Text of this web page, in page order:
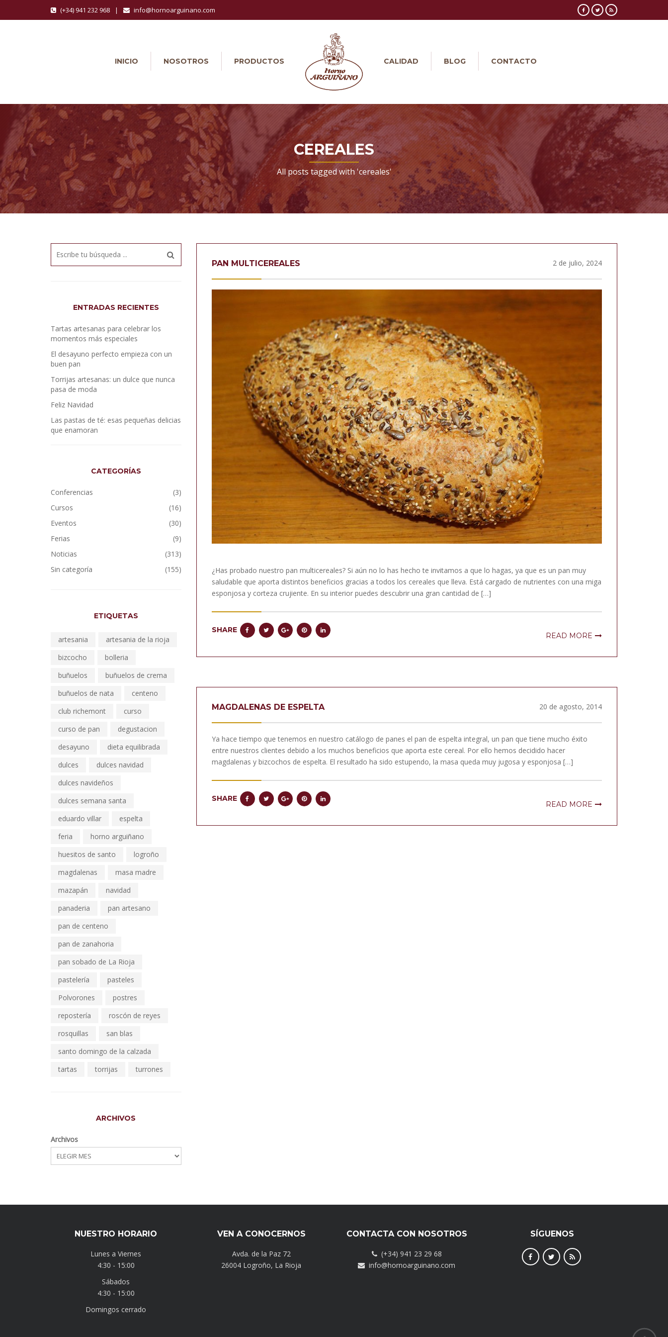
(+34) 941 232 968 | info@hornoarguinano.com
INICIO NOSOTROS PRODUCTOS CALIDAD BLOG CONTACTO
CEREALES
All posts tagged with 'cereales'
PAN MULTICEREALES 2 de julio, 2024
¿Has probado nuestro pan multicereales? Si aún no lo has hecho te invitamos a que lo hagas, ya que es un pan muy
saludable que aporta distintos beneficios gracias a todos los cereales que lleva. Está cargado de nutrientes con una miga
esponjosa y corteza crujiente. En su interior puedes descubrir una gran cantidad de […]
SHARE
READ MORE
MAGDALENAS DE ESPELTA 20 de agosto, 2014
Ya hace tiempo que tenemos en nuestro catálogo de panes el pan de espelta integral, un pan que tiene mucho éxito
entre nuestros clientes debido a los muchos beneficios que aporta este cereal. Por ello hemos decidido hacer
magdalenas y bizcochos de espelta. El resultado ha sido estupendo, la masa queda muy jugosa y esponjosa […]
SHARE
READ MORE
ENTRADAS RECIENTES
Tartas artesanas para celebrar los
momentos más especiales
El desayuno perfecto empieza con un
buen pan
Torrijas artesanas: un dulce que nunca
pasa de moda
Feliz Navidad
Las pastas de té: esas pequeñas delicias
que enamoran
CATEGORÍAS
Conferencias
(3)
Cursos
(16)
Eventos
(30)
Ferias
(9)
Noticias
(313)
Sin categoría
(155)
ETIQUETAS
artesania
artesania de la rioja
bizcocho
bolleria
buñuelos
buñuelos de crema
buñuelos de nata
centeno
club richemont
curso
curso de pan
degustacion
desayuno
dieta equilibrada
dulces
dulces navidad
dulces navideños
dulces semana santa
eduardo villar
espelta
feria
horno arguiñano
huesitos de santo
logroño
magdalenas
masa madre
mazapán
navidad
panaderia
pan artesano
pan de centeno
pan de zanahoria
pan sobado de La Rioja
pastelería
pasteles
Polvorones
postres
repostería
roscón de reyes
rosquillas
san blas
santo domingo de la calzada
tartas
torrijas turrones
ARCHIVOS
Archivos
NUESTRO HORARIO
Lunes a Viernes
4:30 - 15:00
Sábados
4:30 - 15:00
Domingos cerrado
VEN A CONOCERNOS
Avda. de la Paz 72
26004 Logroño, La Rioja
CONTACTA CON NOSOTROS
(+34) 941 23 29 68
info@hornoarguinano.com
SÍGUENOS